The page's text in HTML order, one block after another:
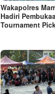
Wakapolres
Hadiri
Tournament